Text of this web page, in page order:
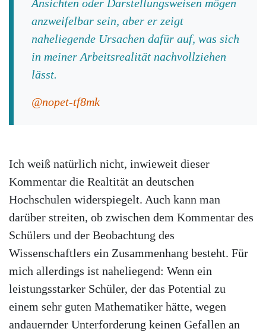
Ansichten oder Darstellungsweisen mögen
anzweifelbar sein, aber er zeigt
naheliegende Ursachen dafür auf, was sich
in meiner Arbeitsrealität nachvollziehen
lässt.
@nopet-tf8mk
Ich weiß natürlich nicht, inwieweit dieser
Kommentar die Realtität an deutschen
Hochschulen widerspiegelt. Auch kann man
darüber streiten, ob zwischen dem Kommentar des
Schülers und der Beobachtung des
Wissenschaftlers ein Zusammenhang besteht. Für
mich allerdings ist naheliegend: Wenn ein
leistungsstarker Schüler, der das Potential zu
einem sehr guten Mathematiker hätte, wegen
andauernder Unterforderung keinen Gefallen an